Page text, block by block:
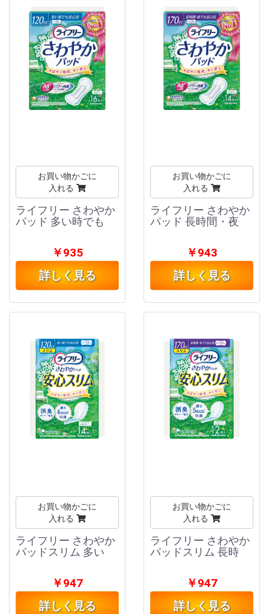
お買い物かごに
入れる
ライフリー さわやか
パッド 多い時でも
￥935
詳しく見る
お買い物かごに
入れる
ライフリー さわやか
パッド 長時間・夜
￥943
詳しく見る
お買い物かごに
入れる
ライフリー さわやか
パッドスリム 多い
￥947
詳しく見る
お買い物かごに
入れる
ライフリー さわやか
パッドスリム 長時
￥947
詳しく見る